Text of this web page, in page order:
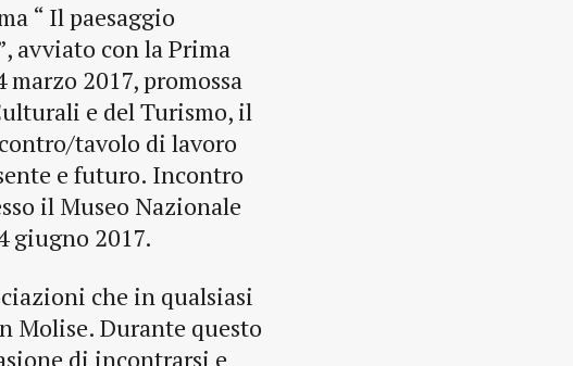
“ Il paesaggio
avviato con la Prima
2017, promossa
e del Turismo, il
tavolo di lavoro
e futuro. Incontro
il Museo Nazionale
giugno 2017.
che in qualsiasi
Molise. Durante questo
di incontrarsi e